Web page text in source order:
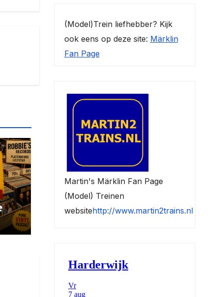
(Model)Trein liefhebber? Kijk
ook eens op deze site: Märklin
Fan Page
Martin's Märklin Fan Page
(Model) Treinen
websitehttp://www.martin2trains.nl